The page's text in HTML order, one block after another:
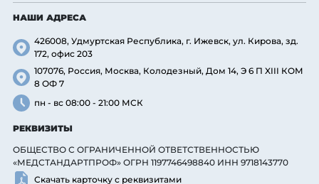
НАШИ АДРЕСА
426008, Удмуртская Республика, г. Ижевск, ул. Кирова, зд.
172, офис 203
107076, Россия, Москва, Колодезный, Дом 14, Э 6 П XIII КОМ
8 ОФ 7
пн - вс 08:00 - 21:00 МСК
РЕКВИЗИТЫ
ОБЩЕСТВО С ОГРАНИЧЕННОЙ ОТВЕТСТВЕННОСТЬЮ
«МЕДСТАНДАРТПРОФ» ОГРН 1197746498840 ИНН 9718143770
Скачать карточку с реквизитами